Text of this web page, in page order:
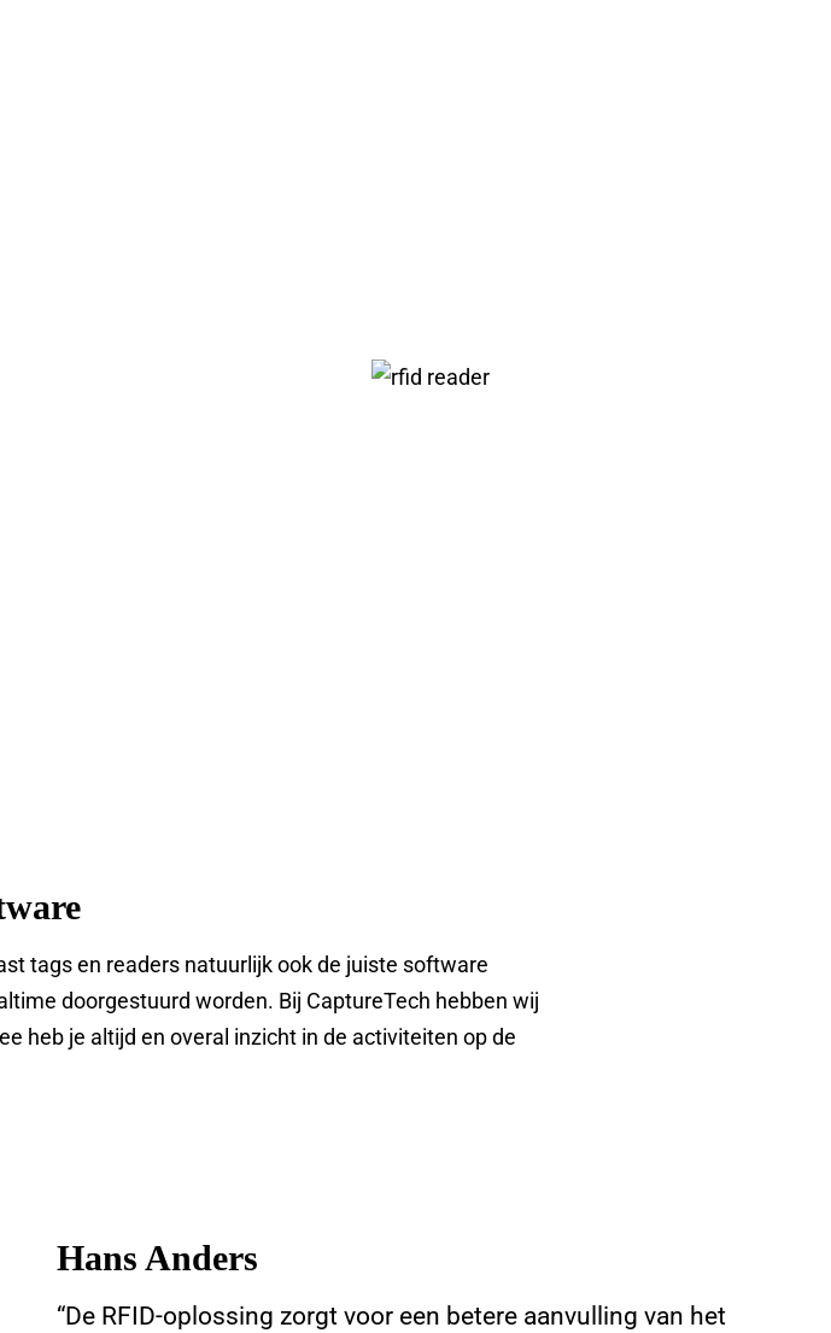
tags en readers natuurlijk ook de juiste software
doorgestuurd worden. Bij CaptureTech hebben wij
heb je altijd en overal inzicht in de activiteiten op de
Hans Anders
“De RFID-oplossing zorgt voor een betere aanvulling van het